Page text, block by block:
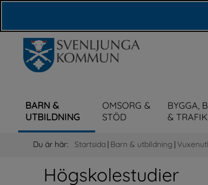
BARN &
UTBILDNING
OMSORG &
STÖD
BYGGA,
& TRAFIK
Du är här: Startsida | Barn & utbildning |
Högskolestudier